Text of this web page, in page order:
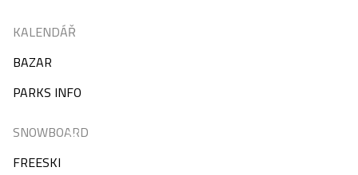
KALENDÁŘ
BAZAR
PARKS INFO
SNOWBOARD
FREESKI